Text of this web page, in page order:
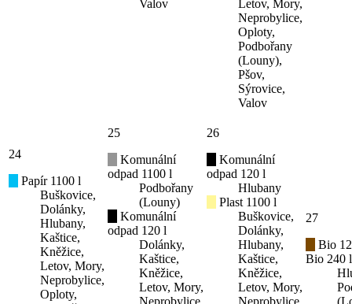
Valov
Letov, Mory,
Neprobylice,
Oploty,
Podbořany
(Louny),
Pšov,
Sýrovice,
Valov
24
Papír 1100 l
Buškovice,
Dolánky,
Hlubany,
Kaštice,
Kněžice,
Letov, Mory,
Neprobylice,
Oploty,
25
Komunální
odpad 1100 l
Podbořany
(Louny)
Komunální
odpad 120 l
Dolánky,
Kaštice,
Kněžice,
Letov, Mory,
Neprobylice,
26
Komunální
odpad 120 l
Hlubany
Plast 1100 l
Buškovice,
Dolánky,
Hlubany,
Kaštice,
Kněžice,
Letov, Mory,
Neprobylice,
27
Bio
Bio 240 l